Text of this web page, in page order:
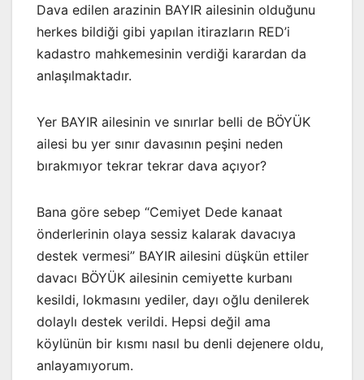
Dava edilen arazinin BAYIR ailesinin olduğunu
herkes bildiği gibi yapılan itirazların RED’i
kadastro mahkemesinin verdiği karardan da
anlaşılmaktadır.
Yer BAYIR ailesinin ve sınırlar belli de BÖYÜK
ailesi bu yer sınır davasının peşini neden
bırakmıyor tekrar tekrar dava açıyor?
Bana göre sebep “Cemiyet Dede kanaat
önderlerinin olaya sessiz kalarak davacıya
destek vermesi” BAYIR ailesini düşkün ettiler
davacı BÖYÜK ailesinin cemiyette kurbanı
kesildi, lokmasını yediler, dayı oğlu denilerek
dolaylı destek verildi. Hepsi değil ama
köylünün bir kısmı nasıl bu denli dejenere oldu,
anlayamıyorum.